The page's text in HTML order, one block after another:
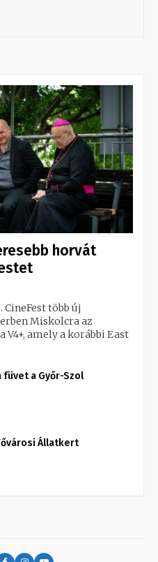
horvát
több új
Miskolcra az
V4+, amely a korábbi East
füvet a Győr-Szol
Állatkert